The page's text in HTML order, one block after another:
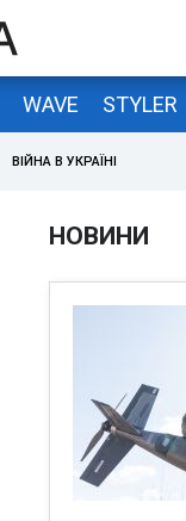
WAVE STYLER
ВІЙНА В УКРАЇНІ
НОВИНИ